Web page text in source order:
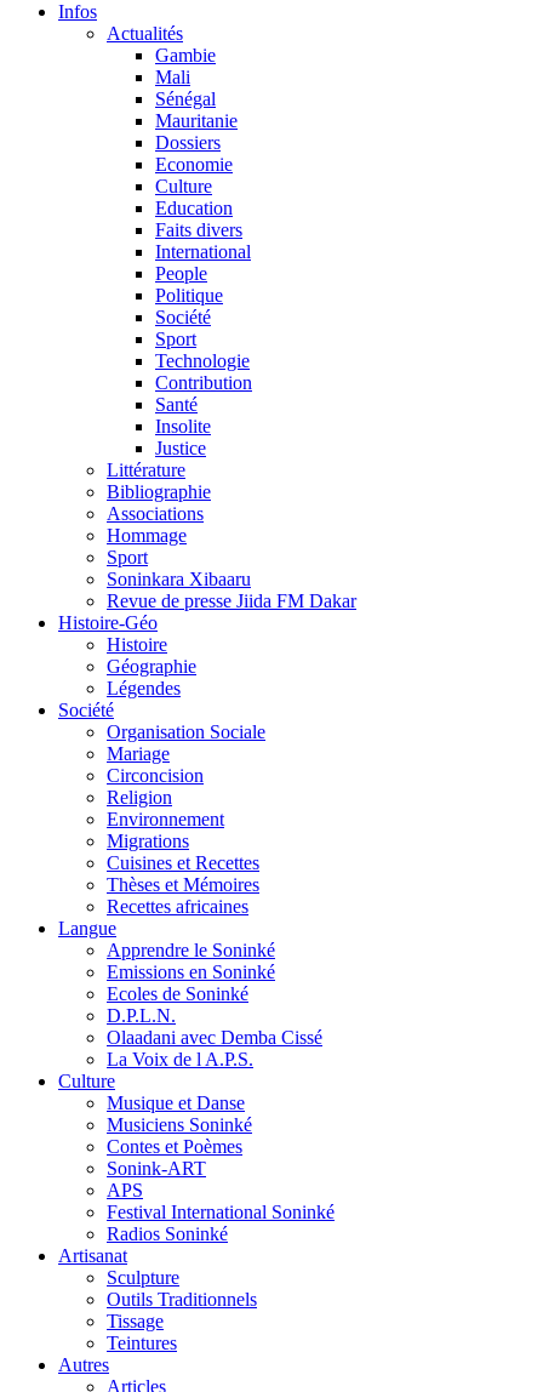
Infos
Actualités
Gambie
Mali
Sénégal
Mauritanie
Dossiers
Economie
Culture
Education
Faits divers
International
People
Politique
Société
Sport
Technologie
Contribution
Santé
Insolite
Justice
Littérature
Bibliographie
Associations
Hommage
Sport
Soninkara Xibaaru
Revue de presse Jiida FM Dakar
Histoire-Géo
Histoire
Géographie
Légendes
Société
Organisation Sociale
Mariage
Circoncision
Religion
Environnement
Migrations
Cuisines et Recettes
Thèses et Mémoires
Recettes africaines
Langue
Apprendre le Soninké
Emissions en Soninké
Ecoles de Soninké
D.P.L.N.
Olaadani avec Demba Cissé
La Voix de l A.P.S.
Culture
Musique et Danse
Musiciens Soninké
Contes et Poèmes
Sonink-ART
APS
Festival International Soninké
Radios Soninké
Artisanat
Sculpture
Outils Traditionnels
Tissage
Teintures
Autres
Articles